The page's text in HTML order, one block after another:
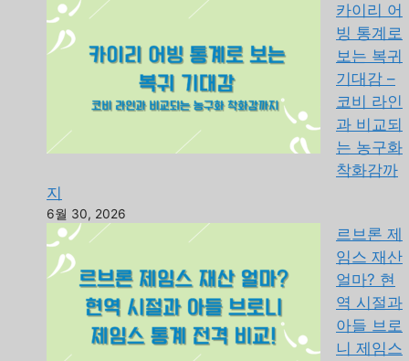
카이리 어
빙 통계로
보는 복귀
기대감 –
코비 라인
과 비교되
는 농구화
착화감까
지
6월 30, 2026
르브론 제
임스 재산
얼마? 현
역 시절과
아들 브로
니 제임스